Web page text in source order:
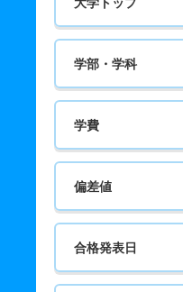
学部・学科
学費
偏差値
合格発表日